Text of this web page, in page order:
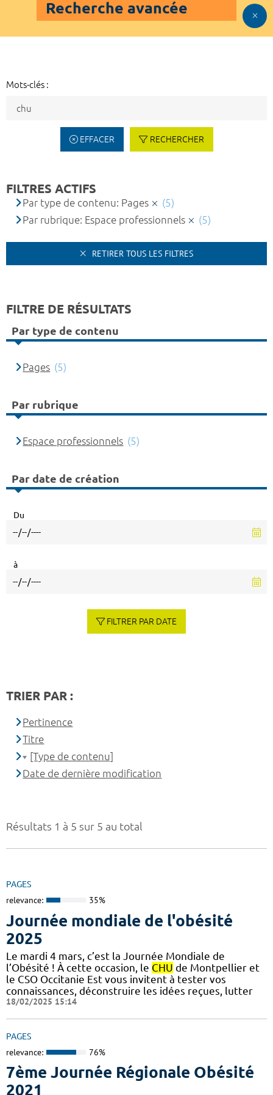
Recherche avancée
Mots-clés :
EFFACER RECHERCHER
Résultats 1 à 5 sur 5 au total
PAGES
relevance: 35%
Journée mondiale de l'obésité
2025
Le mardi 4 mars, c’est la Journée Mondiale de
l’Obésité ! À cette occasion, le CHU de Montpellier et
le CSO Occitanie Est vous invitent à tester vos
connaissances, déconstruire les idées reçues, lutter
18/02/2025 15:14
PAGES
relevance: 76%
7ème Journée Régionale Obésité
2021
FILTRES ACTIFS
Par type de contenu: Pages
(5)
Par rubrique: Espace professionnels
(5)
RETIRER TOUS LES FILTRES
FILTRE DE RÉSULTATS
Par type de contenu
Pages (5)
Par rubrique
Espace professionnels (5)
Par date de création
Du
à
FILTRER PAR DATE
TRIER PAR :
Pertinence
Titre
[Type de contenu]
Date de dernière modification